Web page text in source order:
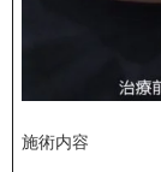
施術内容